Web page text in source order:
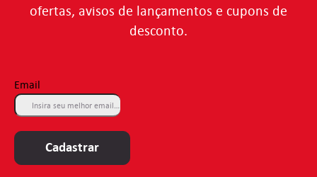
ofertas, avisos de lançamentos e cupons de
desconto.
Email
Cadastrar